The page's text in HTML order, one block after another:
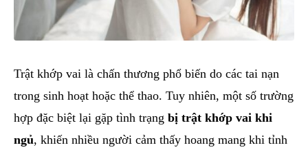
Trật khớp vai là chấn thương phổ biến do các tai nạn
trong sinh hoạt hoặc thể thao. Tuy nhiên, một số trường
hợp đặc biệt lại gặp tình trạng bị trật khớp vai khi
ngủ, khiến nhiều người cảm thấy hoang mang khi tỉnh